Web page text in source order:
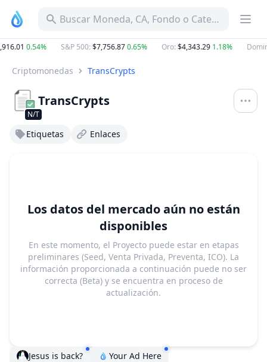
Buscar Moneda, CA, Fondo o Categoría
0.54% S&P 500:$7,756.870.65% Oro:$4,343.291.18%
Criptomonedas TransCrypts
N/T
TransCrypts
Etiquetas Enlaces
Los datos del mercado aún no están
disponibles
En este momento, el Proyecto puede estar en etapas
preliminares (Seed, Venta Privada, Preventa, ICO). La
información proporcionada a continuación puede no ser
correcta (Beta) y se encuentra en proceso de
actualización.
Jesus is back? Your Ad Here